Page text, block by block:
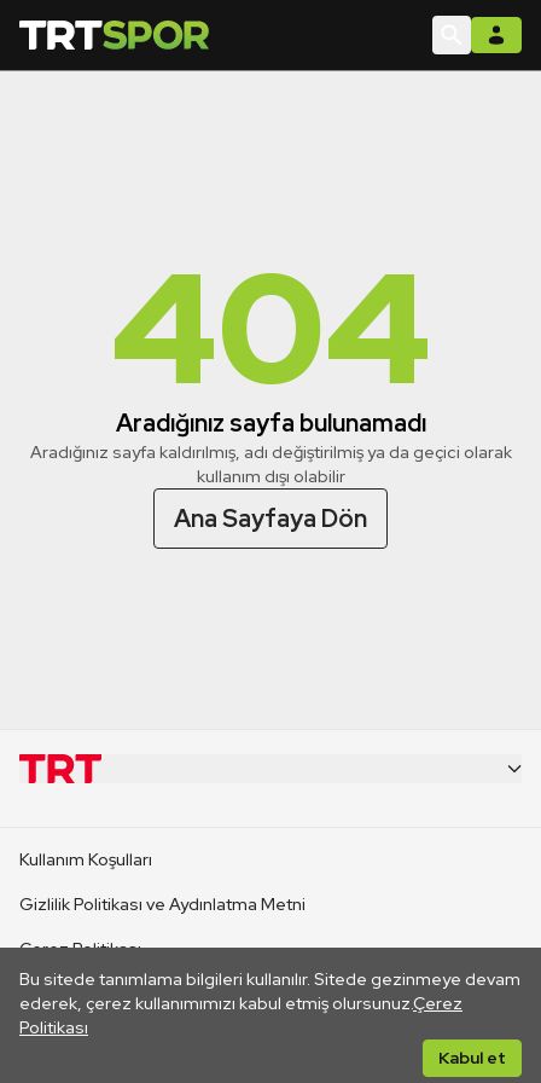
404
Aradığınız sayfa bulunamadı
Aradığınız sayfa kaldırılmış, adı değiştirilmiş ya da geçici olarak
kullanım dışı olabilir
Ana Sayfaya Dön
Bu sitede tanımlama bilgileri kullanılır. Sitede gezinmeye devam
ederek, çerez kullanımımızı kabul etmiş olursunuz.Çerez
Politikası
Kabul et
CANLI YAYINLAR
Kullanım Koşulları
Gizlilik Politikası ve Aydınlatma Metni
Çerez Politikası
İletişim
Her hakkı saklıdır. ©2026 TRT. Bağlantı yoluyla gidilen dış